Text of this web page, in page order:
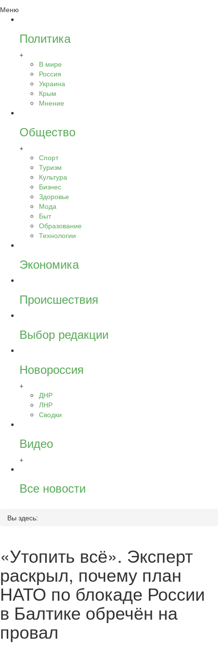
Меню
Политика
+
В мире
Россия
Украина
Крым
Мнение
Общество
+
Спорт
Туризм
Культура
Бизнес
Здоровье
Мода
Быт
Образование
Технологии
Экономика
Происшествия
Выбор редакции
Новороссия
+
ДНР
ЛНР
Сводки
Видео
+
Все новости
Вы здесь:
«Утопить всё». Эксперт
раскрыл, почему план
НАТО по блокаде России
в Балтике обречён на
провал